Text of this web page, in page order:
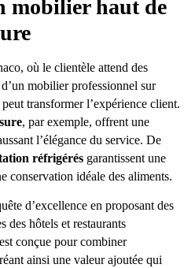
mobilier haut de
où le clientèle attend des
mobilier professionnel sur
transformer l’expérience client.
, par exemple, offrent une
l’élégance du service. De
réfrigérés garantissent une
conservation idéale des aliments.
d’excellence en proposant des
des hôtels et restaurants
conçue pour combiner
ainsi une valeur ajoutée qui